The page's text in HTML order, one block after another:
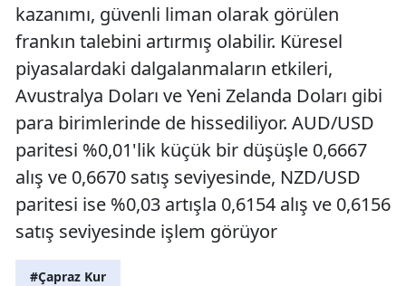
kazanımı, güvenli liman olarak görülen
frankın talebini artırmış olabilir. Küresel
piyasalardaki dalgalanmaların etkileri,
Avustralya Doları ve Yeni Zelanda Doları gibi
para birimlerinde de hissediliyor. AUD/USD
paritesi %0,01'lik küçük bir düşüşle 0,6667
alış ve 0,6670 satış seviyesinde, NZD/USD
paritesi ise %0,03 artışla 0,6154 alış ve 0,6156
satış seviyesinde işlem görüyor
#Çapraz Kur